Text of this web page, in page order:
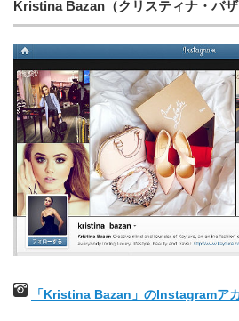
Kristina Bazan（クリスティナ・バザ
「Kristina Bazan」のInstagramア